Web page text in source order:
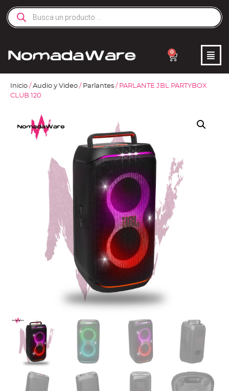
0
Inicio / Audio y Video / Parlantes / PARLANTE JBL PARTYBOX
CLUB 120